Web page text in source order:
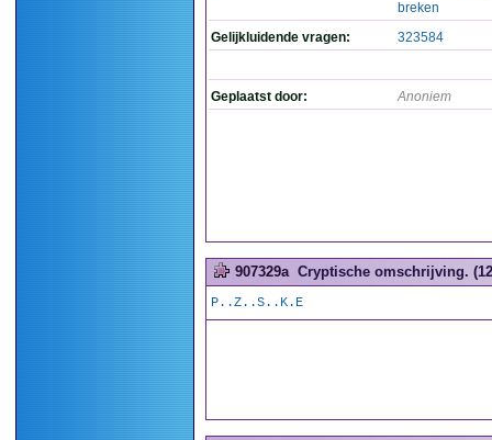
breken
Gelijkluidende vragen:
323584
Geplaatst door: Anoniem
907329a Cryptische omschrijving.
P..Z..S..K.E